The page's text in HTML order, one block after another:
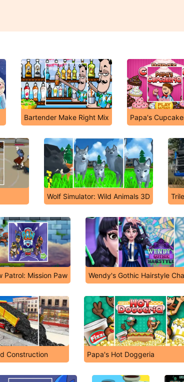
Bartender Make Right Mix Papa's
Wolf Simulator: Wild Animals 3D
Patrol: Mission Paw Wendy's Gothic Hairstyle
Construction Papa's Hot Doggeria